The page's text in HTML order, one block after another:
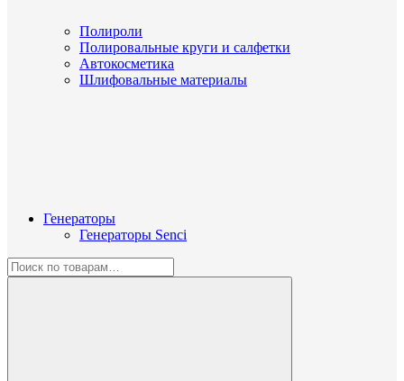
Полироли
Полировальные круги и салфетки
Автокосметика
Шлифовальные материалы
Генераторы
Генераторы Senci